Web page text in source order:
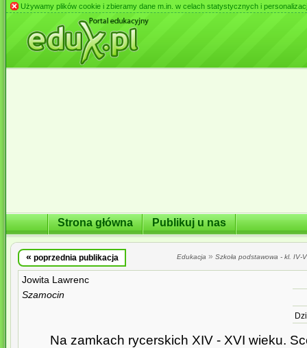
Używamy plików cookie i zbieramy dane m.in. w celach statystycznych i
Strona główna Publikuj u nas
« poprzednia publikacja Edukacja » Szkoła podstawowa - kl. IV-
Jowita Lawrenc
Szamocin
Na zamkach rycerskich XIV - XVI wieku.